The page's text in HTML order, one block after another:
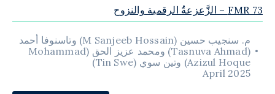
FMR 73 – الزََّعزعةُُ الرقمية والنزوح
م. سنجيب حسين (M Sanjeeb Hossain) وتاسنوفا أحمد
(Tasnuva Ahmad) ومحمد عزيز الحق (Mohammad
Azizul Hoque) وتين سوي (Tin Swe)
April 2025